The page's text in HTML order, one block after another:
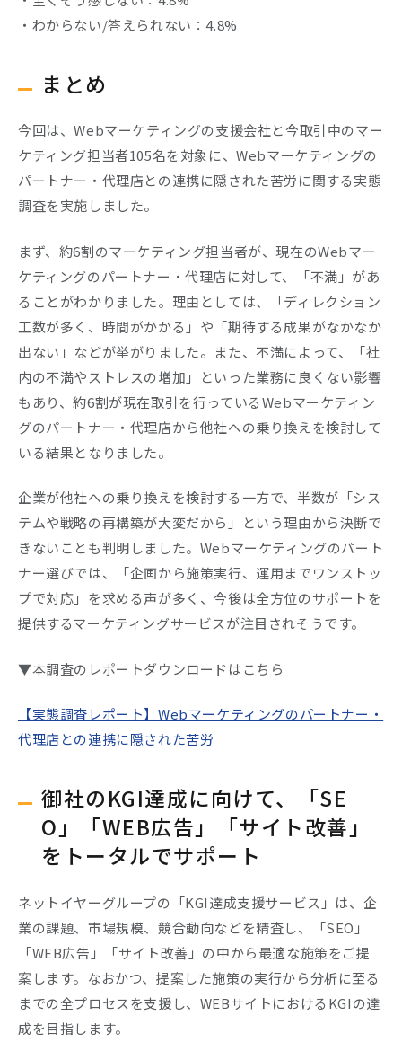
・わからない/答えられない：4.8%
まとめ
今回は、Webマーケティングの支援会社と今取引中のマー
ケティング担当者105名を対象に、Webマーケティングの
パートナー・代理店との連携に隠された苦労に関する実態
調査を実施しました。
まず、約6割のマーケティング担当者が、現在のWebマー
ケティングのパートナー・代理店に対して、「不満」があ
ることがわかりました。理由としては、「ディレクション
工数が多く、時間がかかる」や「期待する成果がなかなか
出ない」などが挙がりました。また、不満によって、「社
内の不満やストレスの増加」といった業務に良くない影響
もあり、約6割が現在取引を行っているWebマーケティン
グのパートナー・代理店から他社への乗り換えを検討して
いる結果となりました。
企業が他社への乗り換えを検討する一方で、半数が「シス
テムや戦略の再構築が大変だから」という理由から決断で
きないことも判明しました。Webマーケティングのパート
ナー選びでは、「企画から施策実行、運用までワンストッ
プで対応」を求める声が多く、今後は全方位のサポートを
提供するマーケティングサービスが注目されそうです。
▼本調査のレポートダウンロードはこちら
【実態調査レポート】Webマーケティングのパートナー・
代理店との連携に隠された苦労
御社のKGI達成に向けて、「SE
O」「WEB広告」「サイト改善」
をトータルでサポート
ネットイヤーグループの「KGI達成支援サービス」は、企
業の課題、市場規模、競合動向などを精査し、「SEO」
「WEB広告」「サイト改善」の中から最適な施策をご提
案します。なおかつ、提案した施策の実行から分析に至る
までの全プロセスを支援し、WEBサイトにおけるKGIの達
成を目指します。